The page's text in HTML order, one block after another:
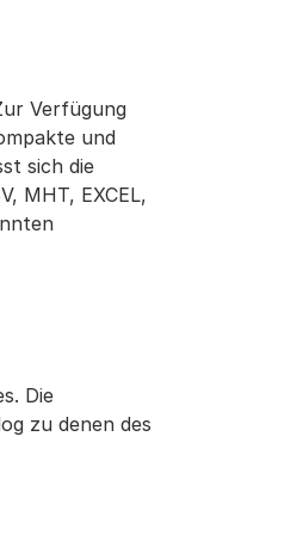
Verfügung
und
sich die
MHT, EXCEL,
Die
zu denen des